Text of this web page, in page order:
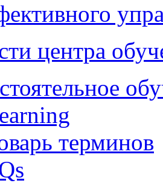
центра
терминов